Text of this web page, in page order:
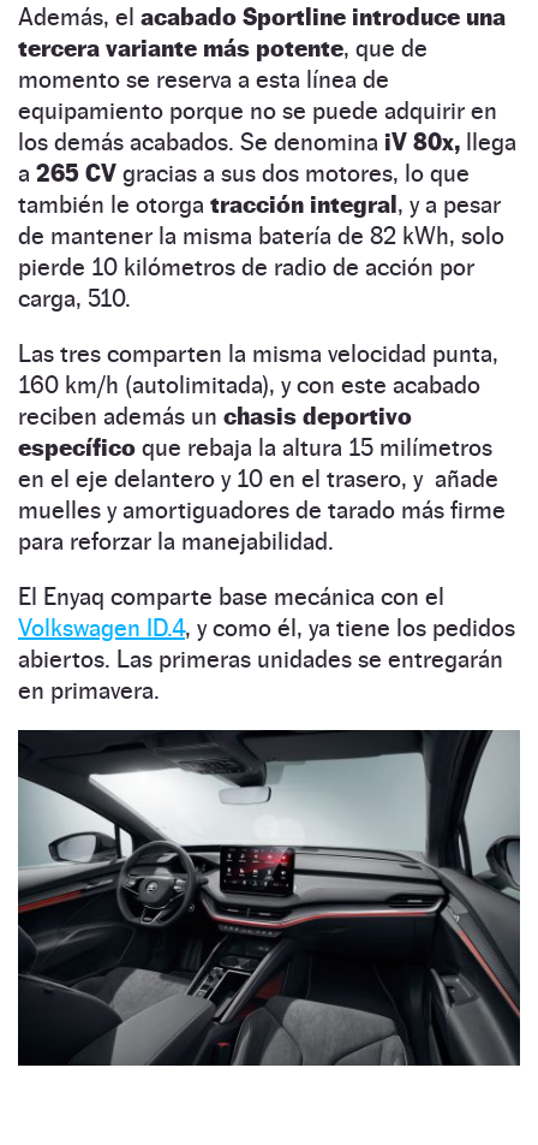
Además, el acabado Sportline introduce una
tercera variante más potente, que de
momento se reserva a esta línea de
equipamiento porque no se puede adquirir en
los demás acabados. Se denomina iV 80x, llega
a 265 CV gracias a sus dos motores, lo que
también le otorga tracción integral, y a pesar
de mantener la misma batería de 82 kWh, solo
pierde 10 kilómetros de radio de acción por
carga, 510.
Las tres comparten la misma velocidad punta,
160 km/h (autolimitada), y con este acabado
reciben además un chasis deportivo
específico que rebaja la altura 15 milímetros
en el eje delantero y 10 en el trasero, y añade
muelles y amortiguadores de tarado más firme
para reforzar la manejabilidad.
El Enyaq comparte base mecánica con el
Volkswagen ID.4, y como él, ya tiene los pedidos
abiertos. Las primeras unidades se entregarán
en primavera.